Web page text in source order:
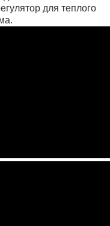
для теплого